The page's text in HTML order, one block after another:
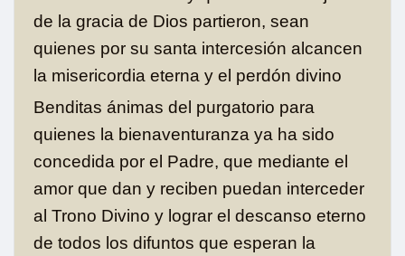
de la gracia de Dios partieron, sean
quienes por su santa intercesión alcancen
la misericordia eterna y el perdón divino
Benditas ánimas del purgatorio para
quienes la bienaventuranza ya ha sido
concedida por el Padre, que mediante el
amor que dan y reciben puedan interceder
al Trono Divino y lograr el descanso eterno
de todos los difuntos que esperan la